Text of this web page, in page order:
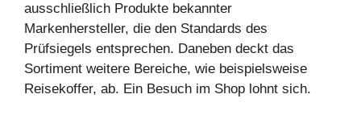
ausschließlich Produkte bekannter
Markenhersteller, die den Standards des
Prüfsiegels entsprechen. Daneben deckt das
Sortiment weitere Bereiche, wie beispielsweise
Reisekoffer, ab. Ein Besuch im Shop lohnt sich.